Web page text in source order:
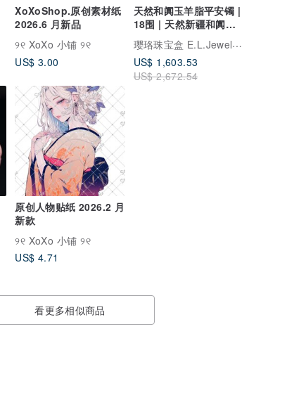
XoXoShop.原创素材纸
2026.6 月新品
୨୧ XoXo 小铺 ୨୧
US$ 3.00
天然和阗玉羊脂平安镯 |
18围 | 天然新疆和阗玉 |
送礼
璎珞珠宝盒 E.L.Jewelry Box
US$ 1,603.53
US$ 2,672.54
原创人物贴纸 2026.2 月
新款
୨୧ XoXo 小铺 ୨୧
US$ 4.71
看更多相似商品